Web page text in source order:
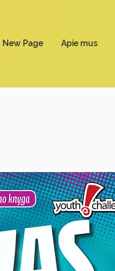
New Page Apie mus